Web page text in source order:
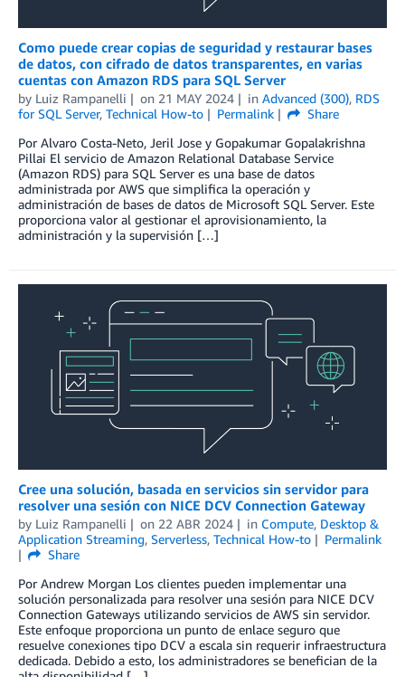
Como puede crear copias de seguridad y restaurar bases
de datos, con cifrado de datos transparentes, en varias
cuentas con Amazon RDS para SQL Server
by Luiz Rampanelli on 21 MAY 2024 in Advanced (300), RDS
for SQL Server, Technical How-to Permalink
Share
Por Alvaro Costa-Neto, Jeril Jose y Gopakumar Gopalakrishna
Pillai El servicio de Amazon Relational Database Service
(Amazon RDS) para SQL Server es una base de datos
administrada por AWS que simplifica la operación y
administración de bases de datos de Microsoft SQL Server. Este
proporciona valor al gestionar el aprovisionamiento, la
administración y la supervisión […]
Cree una solución, basada en servicios sin servidor para
resolver una sesión con NICE DCV Connection Gateway
by Luiz Rampanelli on 22 ABR 2024 in Compute, Desktop &
Application Streaming, Serverless, Technical How-to
Permalink
Share
Por Andrew Morgan Los clientes pueden implementar una
solución personalizada para resolver una sesión para NICE DCV
Connection Gateways utilizando servicios de AWS sin servidor.
Este enfoque proporciona un punto de enlace seguro que
resuelve conexiones tipo DCV a escala sin requerir infraestructura
dedicada. Debido a esto, los administradores se benefician de la